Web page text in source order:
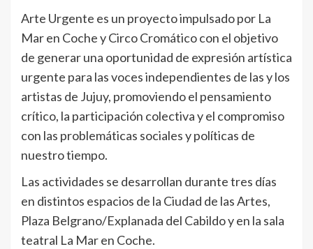
Arte Urgente es un proyecto impulsado por La
Mar en Coche y Circo Cromático con el objetivo
de generar una oportunidad de expresión artística
urgente para las voces independientes de las y los
artistas de Jujuy, promoviendo el pensamiento
crítico, la participación colectiva y el compromiso
con las problemáticas sociales y políticas de
nuestro tiempo.
Las actividades se desarrollan durante tres días
en distintos espacios de la Ciudad de las Artes,
Plaza Belgrano/Explanada del Cabildo y en la sala
teatral La Mar en Coche.